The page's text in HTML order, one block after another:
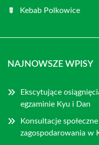
Kebab Polkowice
NAJNOWSZE WPISY
Ekscytujące
egzaminie Kyu i Dan
Konsultacje
zagospodarowania w